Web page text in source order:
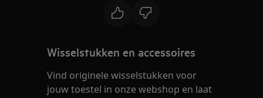
Wisselstukken en accessoires
Vind originele wisselstukken voor
jouw toestel in onze webshop en laat